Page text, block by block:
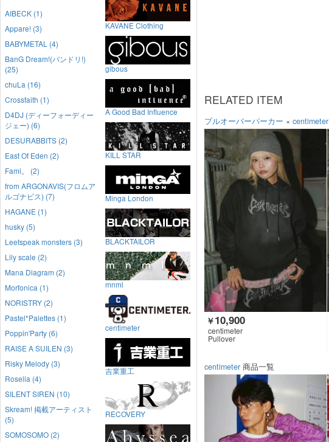
RELATED ITEM
プルオーバーパーカー × centimeter
￥10,900
centimeter
Pullover
centimeter 商品一覧
AIBECK (1)
Appare! (3)
BABYMETAL (4)
BanG Dream!(バンドリ!)
(25)
chuLa (16)
Crossfaith (1)
D4DJ (ディーフォーディー
ジェー) (6)
DESURABBITS (2)
East Of Eden (2)
Fami。 (2)
from ARGONAVIS(フロムア
ルゴナビス) (7)
HAGANE (1)
husky (5)
Leetspeak monsters (3)
Lily scale (2)
Mana Diagram (2)
Morfonica (1)
NORISTRY (2)
Pastel*Palettes (1)
Poppin'Party (6)
RAISE A SUILEN (3)
Risky Melody (3)
Roselia (4)
SILENT SIREN (10)
Skream! 掲載アーティスト
(5)
SOMOSOMO (2)
KAVANE Clothing
gibous
A Good Bad Influence
KILL STAR
Minga London
BLACKTAILOR
mnml
centimeter
吉業重工
RECOVERY